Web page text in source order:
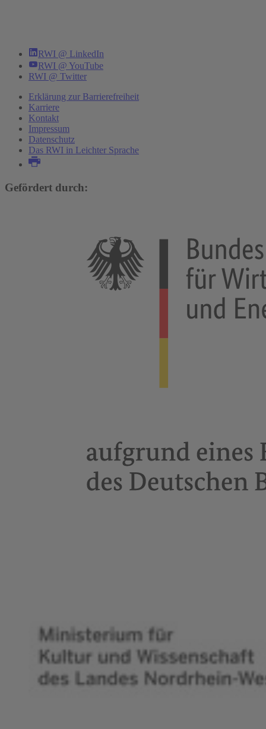
RWI @ LinkedIn
RWI @ YouTube
RWI @ Twitter
Erklärung zur Barrierefreiheit
Karriere
Kontakt
Impressum
Datenschutz
Das RWI in Leichter Sprache
Gefördert durch: